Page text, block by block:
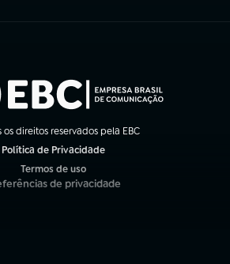
os direitos reservados pela EBC
Política de Privacidade
Termos de uso
(abre em nova aba)
de privacidade